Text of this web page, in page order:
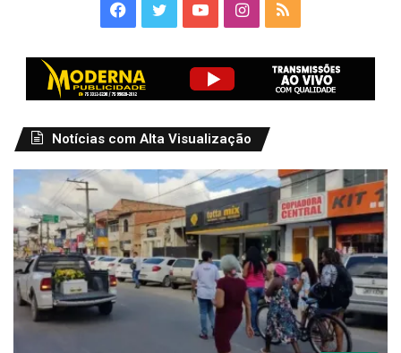
Facebook
TwitterYouTubeInstagram
RSS
Notícias com Alta Visualização